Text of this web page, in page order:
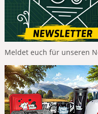
Meldet euch für unseren